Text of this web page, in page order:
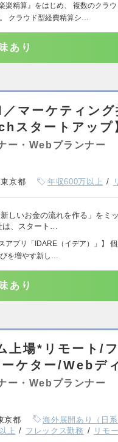
楽精算』をはじめ、 複数のクラ
クラウド型経費精算シ…
あり
マーケティング
スタートアップ
ー・Webプランナー
東京都 年収600万以上
しいお金の流れを作る」をミ
、スタート…
アプリ「IDARE（イデア）」】
を増やす新し…
あり
上場*リモート/
ケター/Webデ
ー・Webプランナー
京都 海外展開あり（日系
上 フレックス勤務 リモ